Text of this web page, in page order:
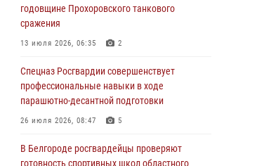
в новой музейной экспозиции белгородского
музея‑диорамы «Курская битва.
Белгородское направление»
В Белгороде росгвардейцы проверяют
готовность спортивных школ областного
центра к новому учебному году
Росгвардия обеспечила общественную
годовщине Прохоровского танкового
сражения
13 июля 2026, 06:35 2
Спецназ Росгвардии совершенствует
профессиональные навыки в ходе
парашютно-десантной подготовки
26 июля 2026, 08:47 5
В Белгороде росгвардейцы проверяют
готовность спортивных школ областного